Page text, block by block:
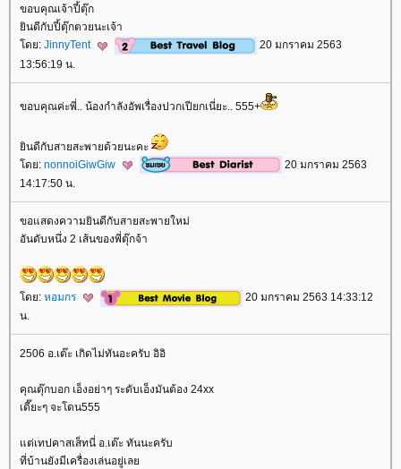
ขอบคุณเจ้าปี้ตุ๊ก
ินดีกับปี้ตุ๊กตวยนะเจ้า
ดย: JinnyTent
20 มกราคม 2563
13:56:19 น.
ขอบคุณค่ะพี่.. น้องกำลังอัพเรื่องปวกเปียกเนี่ยะ.. 555+
ินดีกับสายสะพายด้วยนะคะ
ดย: nonnoiGiwGiw
20 มกราคม 2563
14:17:50 น.
ขอแสดงความยินดีกับสายสะพายใหม่
อันดับหนึ่ง 2 เส้นของพี่ตุ๊กจ้า
ดย: หอมกร
20 มกราคม 2563 14:33:12
น.
2506 อ.เต๊ะ เกิดไม่ทันอะครับ อิอิ
คุณตุ๊กบอก เอ็งอย่าๆ ระดับเอ็งมันต้อง 24xx
เดี๊ยะๆ จะโดน555
ต่เทปคาสเส็ทนี่ อ.เต๊ะ ทันนะครับ
ที่บ้านยังมีเครื่องเล่นอยู่เล